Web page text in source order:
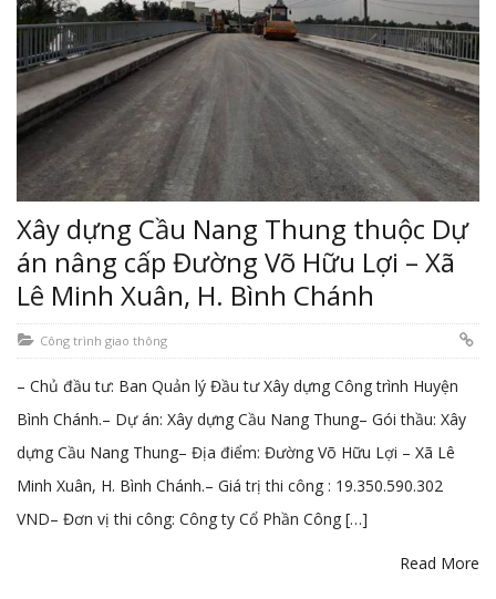
Xây dựng Cầu Nang Thung thuộc Dự
án nâng cấp Đường Võ Hữu Lợi – Xã
Lê Minh Xuân, H. Bình Chánh
Công trình giao thông
– Chủ đầu tư: Ban Quản lý Đầu tư Xây dựng Công trình Huyện
Bình Chánh.– Dự án: Xây dựng Cầu Nang Thung– Gói thầu: Xây
dựng Cầu Nang Thung– Địa điểm: Đường Võ Hữu Lợi – Xã Lê
Minh Xuân, H. Bình Chánh.– Giá trị thi công : 19.350.590.302
VND– Đơn vị thi công: Công ty Cổ Phần Công […]
Read More